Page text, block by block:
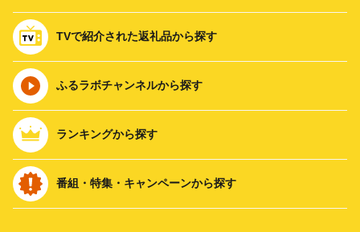
TVで紹介された返礼品から探す
ふるラボチャンネルから探す
ランキングから探す
番組・特集・キャンペーンから探す